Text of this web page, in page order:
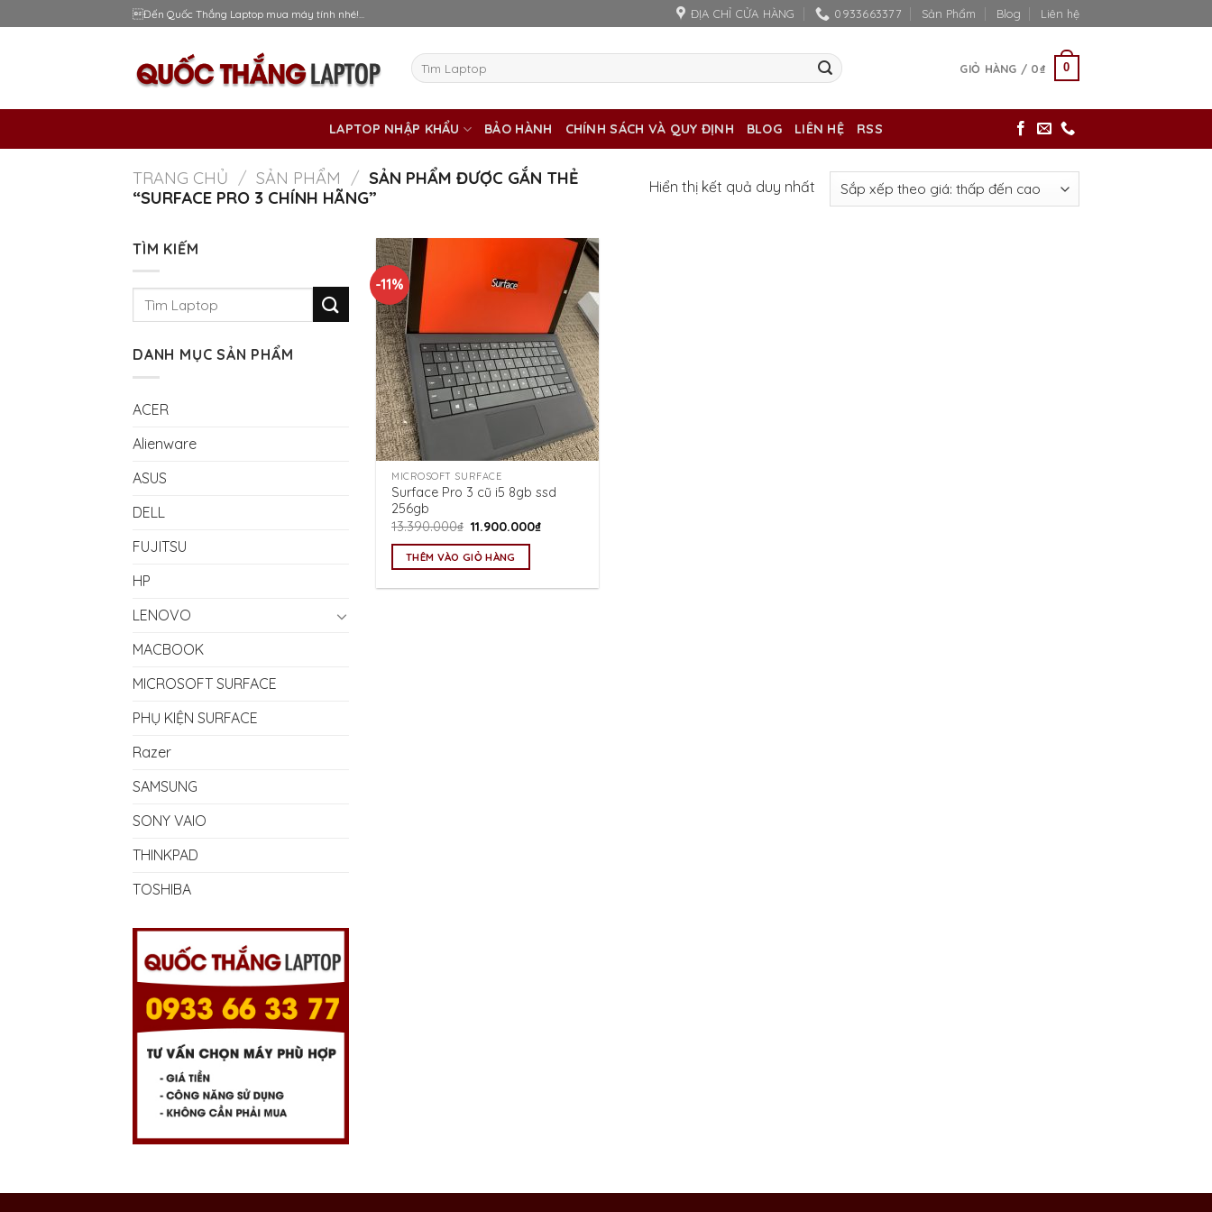
to
Đến Quốc Thắng Laptop mua máy tính nhé!... ĐỊA CHỈ CỬA HÀNG 0933663377 Sản Phẩm Blog Liên hệ
Tìm
kiếm:
GIỎ HÀNG / 0₫ 0
LAPTOP NHẬP KHẨU BẢO HÀNH CHÍNH SÁCH VÀ QUY ĐỊNH BLOG LIÊN HỆ RSS
TRANG CHỦ / SẢN PHẨM / SẢN PHẨM ĐƯỢC GẮN THẺ
“SURFACE PRO 3 CHÍNH HÃNG”
Hiển thị kết quả duy nhất
TÌM KIẾM
DANH MỤC SẢN PHẨM
ACER
Alienware
ASUS
DELL
FUJITSU
HP
LENOVO
MACBOOK
MICROSOFT SURFACE
PHỤ KIỆN SURFACE
Razer
SAMSUNG
SONY VAIO
THINKPAD
TOSHIBA
-11%
MICROSOFT SURFACE
Surface Pro 3 cũ i5 8gb ssd
256gb
13.390.000₫ Giá
là:
13.390.000₫.
11.900.000₫Giá
THÊM VÀO GIỎ HÀNG